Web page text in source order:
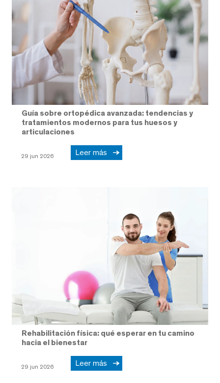
Guía sobre ortopédica avanzada: tendencias y
tratamientos modernos para tus huesos y
articulaciones
29 jun 2026 Leer más
Rehabilitación física: qué esperar en tu camino
hacia el bienestar
29 jun 2026 Leer más